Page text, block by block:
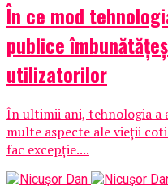
În ce mod
publice
utilizatorilor
În ultimii ani, tehnologia a
multe aspecte ale vieții
fac excepție....